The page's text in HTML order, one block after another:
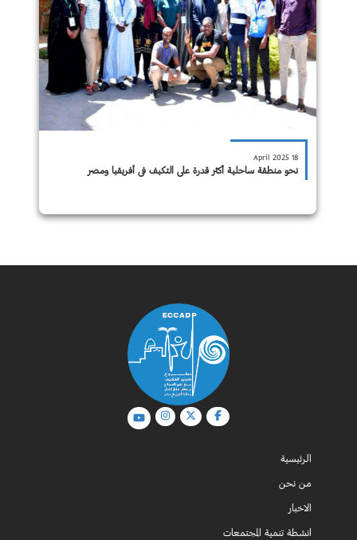
18 April 2025
نحو منطقة ساحلية أكثر قدرة على التكيف في أفريقيا ومصر
الرئيسية
من نحن
الاخبار
انشطة تنمية المجتمعات